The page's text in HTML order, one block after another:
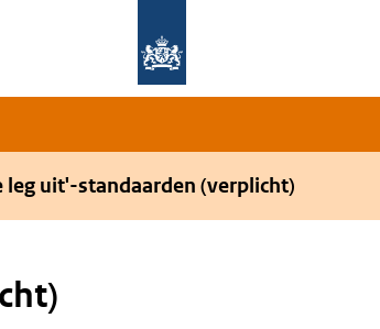
leg uit'-standaarden (verplicht)